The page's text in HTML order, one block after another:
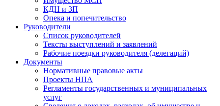
КДН и ЗП
Опека и попечительство
Руководители
Список руководителей
Тексты выступлений и заявлений
Рабочие поездки руководителя (делегаций)
Документы
Нормативные правовые акты
Проекты НПА
Регламенты государственных и муниципальных
услуг